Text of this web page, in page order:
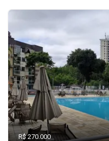
R$ 270.000